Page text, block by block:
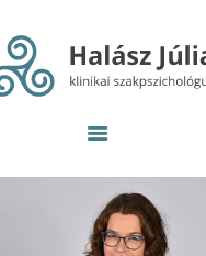
Egyéni pszichoterápia
Amiben segítek
Online pszichoterápia
Visszajelzések
Elérhetőség